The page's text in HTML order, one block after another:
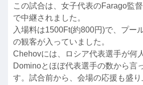
この試合は、女子代表のFarago監
で中継されました。
入場料は1500Ft(約800円)で、プー
の観客が入っていました。
Chehovには、ロシア代表選手が何
Dominoとほぼ代表選手の数から言
す。試合前から、会場の応援も盛